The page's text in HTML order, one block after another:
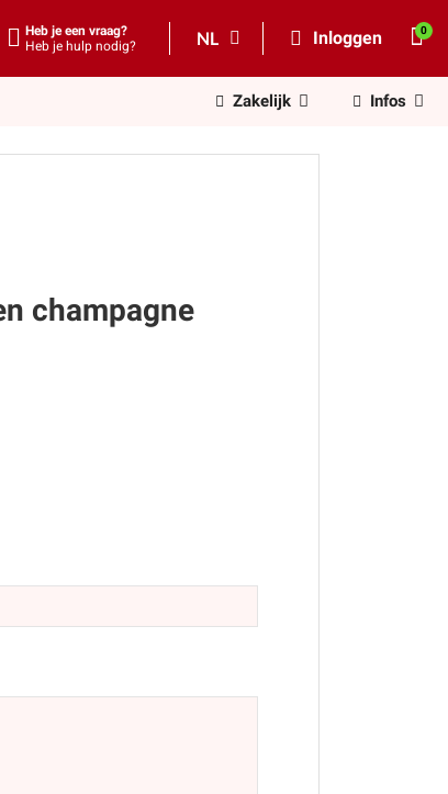
Heb je een vraag?
Heb je hulp nodig?
NL Inloggen
Zakelijk Infos
champagne